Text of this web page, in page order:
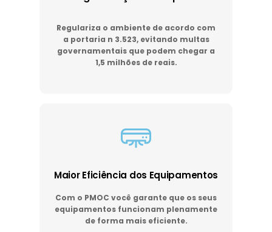
Regulariza o ambiente de acordo com
a portaria n 3.523, evitando multas
governamentais que podem chegar a
1,5 milhões de reais.
Maior Eficiência dos Equipamentos
Com o PMOC você garante que os seus
equipamentos funcionam plenamente
de forma mais eficiente.